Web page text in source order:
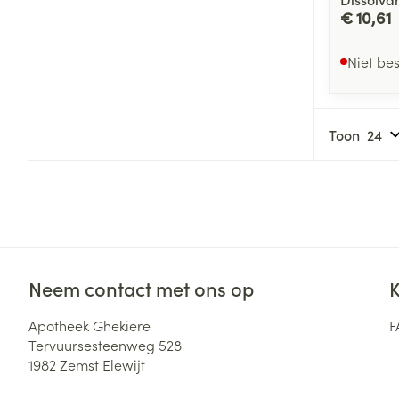
€ 10,61
Niet
Toon
Neem contact met ons op
Apotheek Ghekiere
Tervuursesteenweg 528
1982 Zemst Elewijt